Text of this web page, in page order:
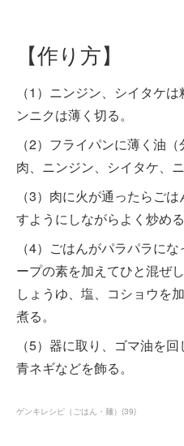
【作り方】
（1）ニンジン、シイタケ
ンニクは薄く切る。
（2）フライパンに薄く油
肉、ニンジン、シイタケ、
（3）肉に火が通ったらご
すようにしながらよく炒める
（4）ごはんがパラパラに
ープの素を加えてひと混ぜ
しょうゆ、塩、コショウを
煮る。
（5）器に取り、ゴマ油を
青ネギなどを飾る。
ゲンキレシピ（ごはん・麺） (39)